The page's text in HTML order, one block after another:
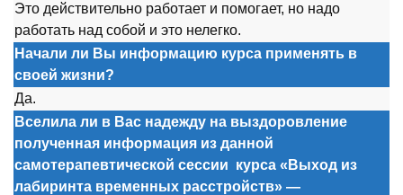
Это действительно работает и помогает, но надо
работать над собой и это нелегко.
Начали ли Вы информацию курса применять в
своей жизни?
Да.
Вселила ли в Вас надежду на выздоровление
полученная информация из данной
самотерапевтической сессии курса «Выход из
лабиринта временных расстройств» —